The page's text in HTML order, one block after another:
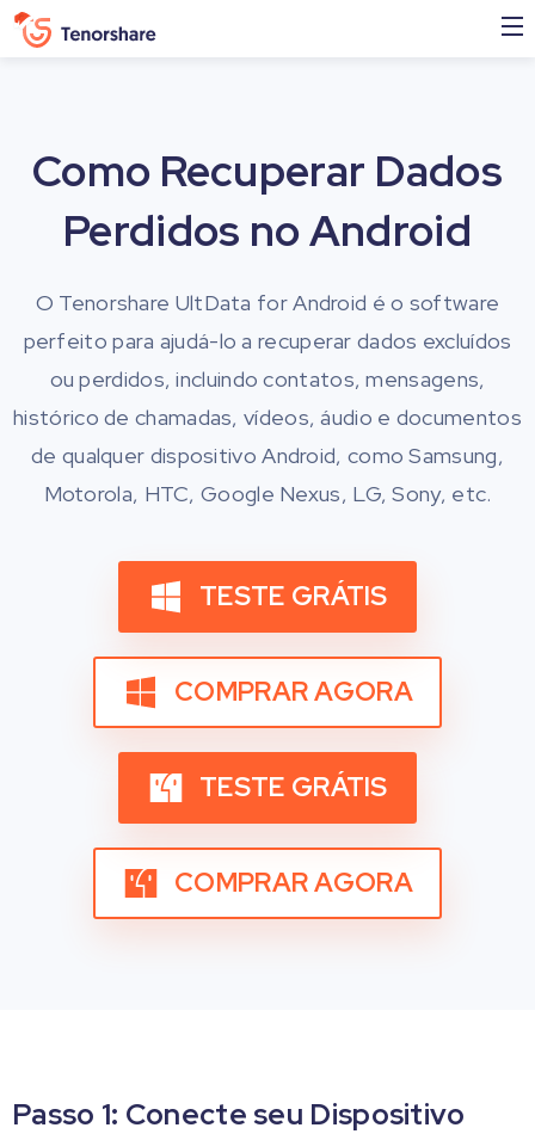
Como Recuperar Dados
Perdidos no Android
O Tenorshare UltData for Android é o software
perfeito para ajudá-lo a recuperar dados excluídos
ou perdidos, incluindo contatos, mensagens,
histórico de chamadas, vídeos, áudio e documentos
de qualquer dispositivo Android, como Samsung,
Motorola, HTC, Google Nexus, LG, Sony, etc.
TESTE GRÁTIS
COMPRAR AGORA
TESTE GRÁTIS
COMPRAR AGORA
Passo 1: Conecte seu Dispositivo